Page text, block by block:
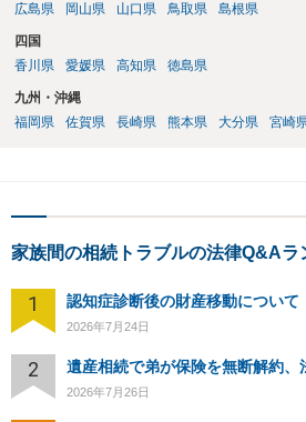
広島県
岡山県 山口県 鳥取県 島根県
四国
香川県
愛媛県 高知県 徳島県
九州・沖縄
福岡県
佐賀県 長崎県 熊本県 大分県 宮崎
家族間の相続トラブルの法律Q&Aラ
1 認知症診断後の財産移動について
2026年7月24日
2 遺産相続で弟が保険を無断解約、
2026年7月26日